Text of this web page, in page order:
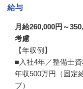
給与
月給260,000円～
考慮
【年収例】
■入社4年／整備士
年収500万円（固定
ブ）